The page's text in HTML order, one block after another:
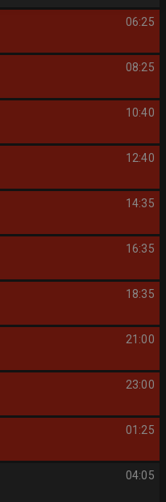
06:25
08:25
10:40
12:40
14:35
16:35
18:35
21:00
23:00
01:25
04:05